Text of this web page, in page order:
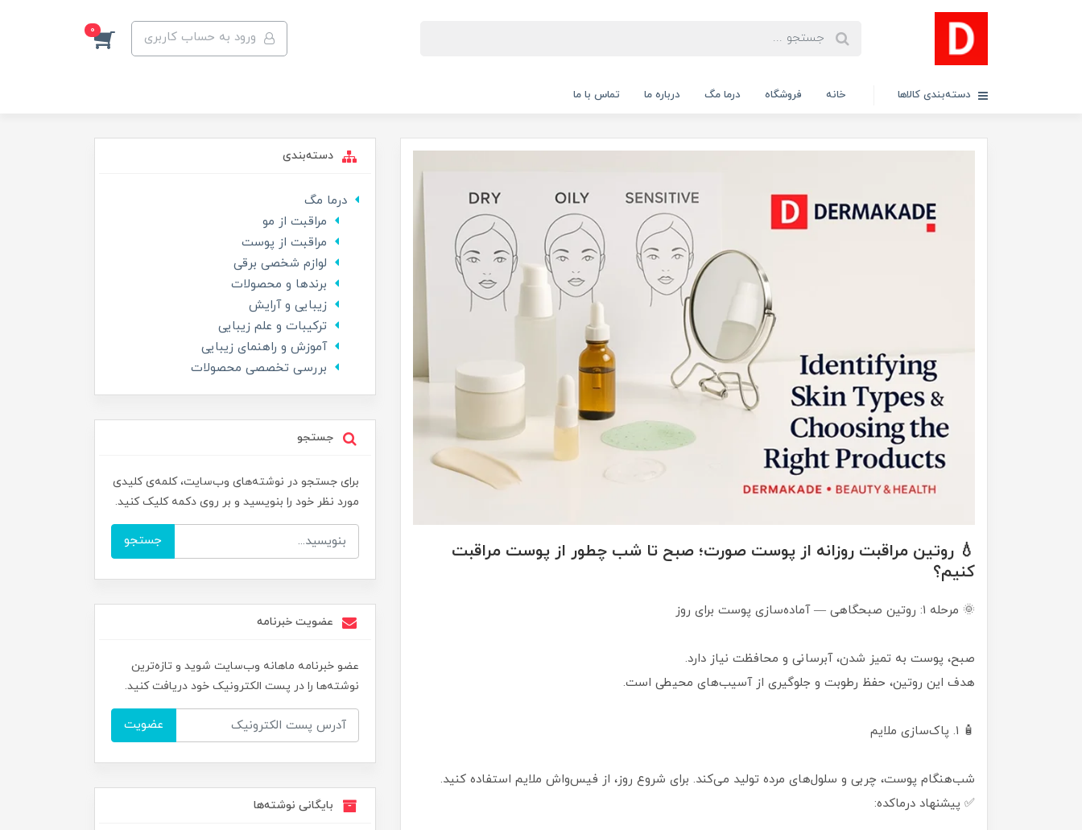
ورود به حساب کاربری 0
دسته‌بندی کالاها خانه فروشگاه درما مگ درباره ما تماس با ما
💧 روتین مراقبت روزانه از پوست صورت؛ صبح تا شب چطور از پوست مراقبت
کنیم؟
🌞 مرحله ۱: روتین صبحگاهی — آماده‌سازی پوست برای روز
صبح، پوست به تمیز شدن، آبرسانی و محافظت نیاز دارد.
هدف این روتین، حفظ رطوبت و جلوگیری از آسیب‌های محیطی است.
🧴 ۱. پاک‌سازی ملایم
شب‌هنگام پوست، چربی و سلول‌های مرده تولید می‌کند. برای شروع روز، از فیس‌واش ملایم استفاده کنید.
✅ پیشنهاد درماکده:
دسته‌بندی
درما مگ
مراقبت از مو
مراقبت از پوست
لوازم شخصی برقی
برندها و محصولات
زیبایی و آرایش
ترکیبات و علم زیبایی
آموزش و راهنمای زیبایی
بررسی تخصصی محصولات
جستجو
برای جستجو در نوشته‌های وب‌سایت، کلمه‌ی کلیدی
مورد نظر خود را بنویسید و بر روی دکمه کلیک کنید.
جستجو
عضویت خبرنامه
عضو خبرنامه ماهانه وب‌سایت شوید و تازه‌ترین
نوشته‌ها را در پست الکترونیک خود دریافت کنید.
عضویت
بایگانی نوشته‌ها